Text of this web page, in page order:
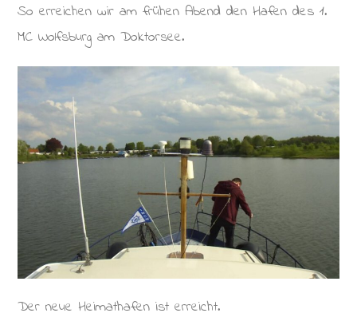
So erreichen wir am frühen Abend den Hafen des 1.
MC Wolfsburg am Doktorsee.
Der neue Heimathafen ist erreicht.